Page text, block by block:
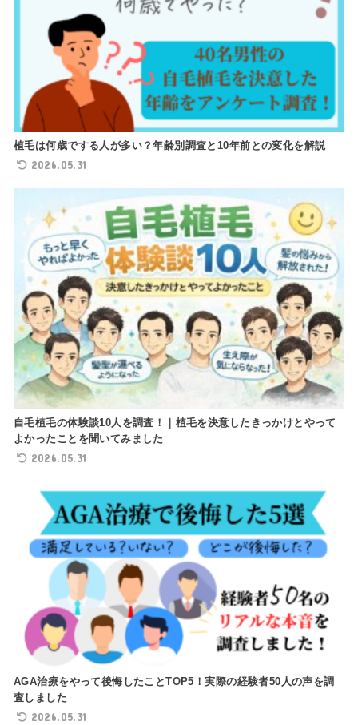
植毛は何歳でする人が多い？年齢別調査と10年前との変化を解説
2026.05.31
自毛植毛の体験談10人を調査！｜植毛を決意したきっかけとやって
よかったことを聞いてみました
2026.05.31
AGA治療をやって後悔したことTOP5！実際の経験者50人の声を調
査しました
2026.05.31